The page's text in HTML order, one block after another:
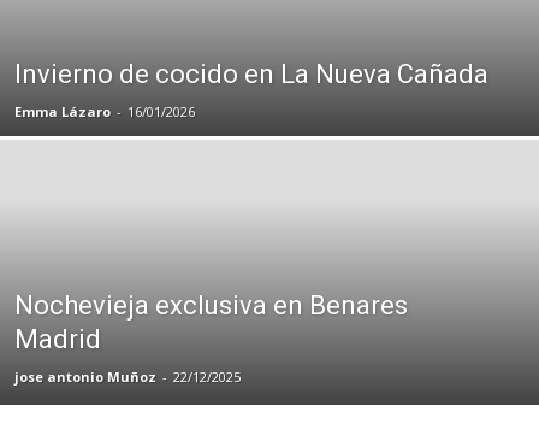
Invierno de cocido en La Nueva Cañada
Emma Lázaro - 16/01/2026
Nochevieja exclusiva en Benares
Madrid
jose antonio Muñoz - 22/12/2025